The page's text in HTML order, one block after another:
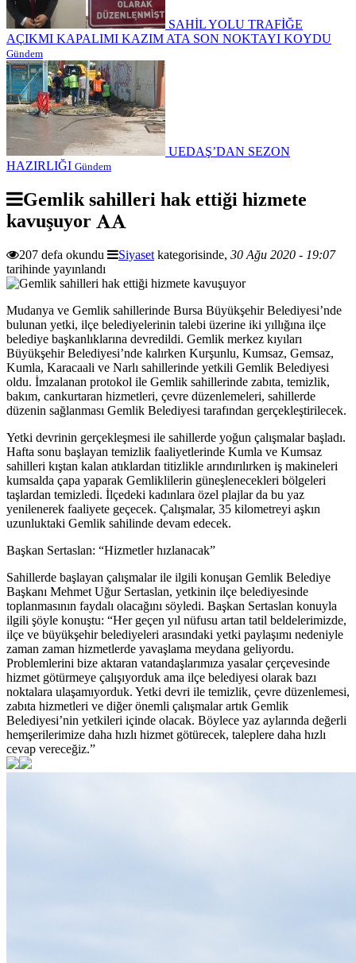
SAHİL YOLU TRAFİĞE
AÇIKMI KAPALIMI KAZIM ATA SON NOKTAYI KOYDU
Gündem
UEDAŞ’DAN SEZON
HAZIRLIĞI Gündem
Gemlik sahilleri hak ettiği hizmete
kavuşuyor
207 defa okundu Siyaset kategorisinde, 30 Ağu 2020 - 19:07
tarihinde yayınlandı
Mudanya ve Gemlik sahillerinde Bursa Büyükşehir Belediyesi’nde
bulunan yetki, ilçe belediyelerinin talebi üzerine iki yıllığına ilçe
belediye başkanlıklarına devredildi. Gemlik merkez kıyıları
Büyükşehir Belediyesi’nde kalırken Kurşunlu, Kumsaz, Gemsaz,
Kumla, Karacaali ve Narlı sahillerinde yetkili Gemlik Belediyesi
oldu. İmzalanan protokol ile Gemlik sahillerinde zabıta, temizlik,
bakım, cankurtaran hizmetleri, çevre düzenlemeleri, sahillerde
düzenin sağlanması Gemlik Belediyesi tarafından gerçekleştirilecek.
Yetki devrinin gerçekleşmesi ile sahillerde yoğun çalışmalar başladı.
Hafta sonu başlayan temizlik faaliyetlerinde Kumla ve Kumsaz
sahilleri kıştan kalan atıklardan titizlikle arındırılırken iş makineleri
kumsalda çapa yaparak Gemliklilerin güneşlenecekleri bölgeleri
taşlardan temizledi. İlçedeki kadınlara özel plajlar da bu yaz
yenilenerek faaliyete geçecek. Çalışmalar, 35 kilometreyi aşkın
uzunluktaki Gemlik sahilinde devam edecek.
Başkan Sertaslan: “Hizmetler hızlanacak”
Sahillerde başlayan çalışmalar ile ilgili konuşan Gemlik Belediye
Başkanı Mehmet Uğur Sertaslan, yetkinin ilçe belediyesinde
toplanmasının faydalı olacağını söyledi. Başkan Sertaslan konuyla
ilgili şöyle konuştu: “Her geçen yıl nüfusu artan tatil beldelerimizde,
ilçe ve büyükşehir belediyeleri arasındaki yetki paylaşımı nedeniyle
zaman zaman hizmetlerde yavaşlama meydana geliyordu.
Problemlerini bize aktaran vatandaşlarımıza yasalar çerçevesinde
hizmet götürmeye çalışıyorduk ama ilçe belediyesi olarak bazı
noktalara ulaşamıyorduk. Yetki devri ile temizlik, çevre düzenlemesi,
zabıta hizmetleri ve diğer önemli çalışmalar artık Gemlik
Belediyesi’nin yetkileri içinde olacak. Böylece yaz aylarında değerli
hemşerilerimize daha hızlı hizmet götürecek, taleplere daha hızlı
cevap vereceğiz.”